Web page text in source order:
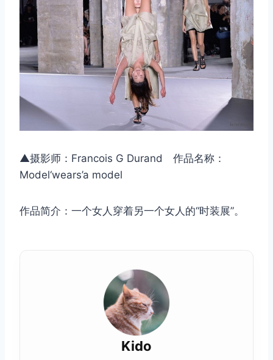
▲摄影师：Francois G Durand 作品名称：
Model‘wears’a model
作品简介：一个女人穿着另一个女人的“时装展”。
Kido